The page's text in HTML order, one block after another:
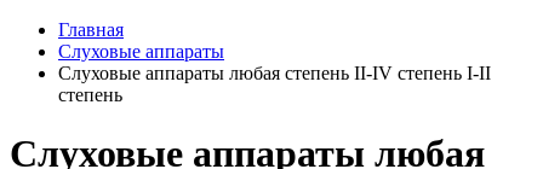
Главная
Слуховые аппараты
Слуховые аппараты любая степень II-IV степень I-II
степень
Слуховые аппараты любая